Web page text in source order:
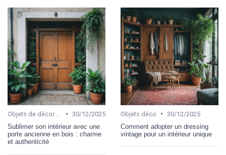
Objets de décoration • 30/12/2025
Sublimer son intérieur avec une
porte ancienne en bois : charme
et authenticité
Objets déco • 30/12/2025
Comment adopter un dressing
vintage pour un intérieur unique